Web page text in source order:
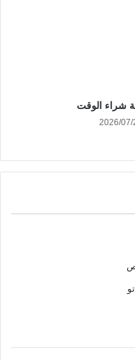
شراء الوقت
2026/07/